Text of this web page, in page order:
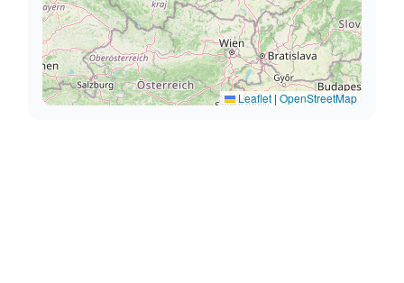
Leaflet | OpenStreetMap